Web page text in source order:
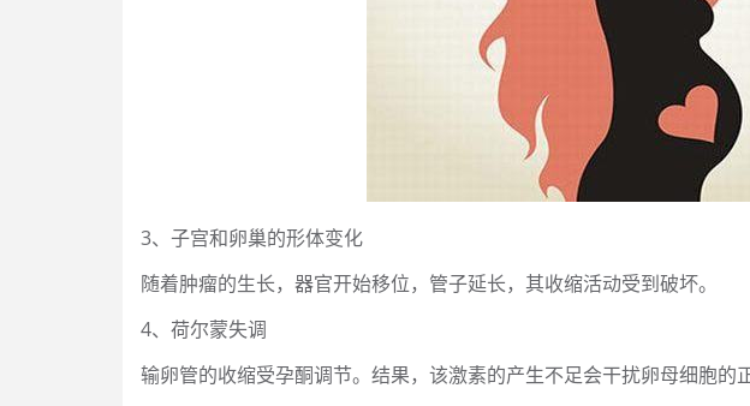
3、子宫和卵巢的形体变化
随着肿瘤的生长，器官开始移位，管子延长，其收缩活动受到破坏。
4、荷尔蒙失调
输卵管的收缩受孕酮调节。结果，该激素的产生不足会干扰卵母细胞的